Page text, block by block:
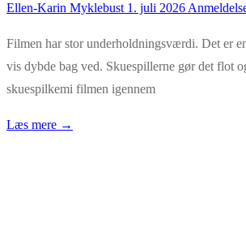
Ellen-Karin Myklebust 1. juli 2026
Filmen har stor underholdningsværdi. Det er
vis dybde bag ved. Skuespillerne gør det flot
skuespilkemi filmen igennem
Læs mere →